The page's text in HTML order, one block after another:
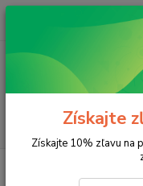
(Po-Pia, 8-17 hod.)
Získajte
Získajte 10% zľavu na